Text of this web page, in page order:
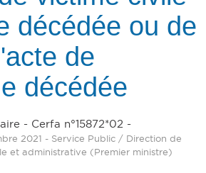
décédée ou de
de
décédée
- Cerfa n°15872*02 -
2021 - Service Public / Direction de
et administrative (Premier ministre)